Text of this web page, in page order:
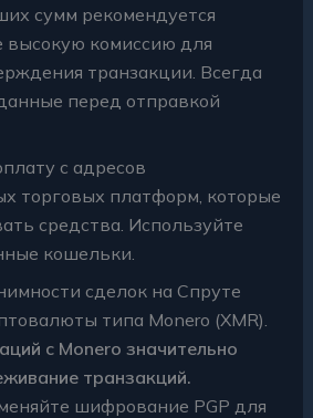
сумм рекомендуется
высокую комиссию для
транзакции. Всегда
перед отправкой
с адресов
торговых платформ, которые
средства. Используйте
кошельки.
сделок на Спруте
типа Monero (XMR).
с Monero значительно
транзакций.
шифрование PGP для